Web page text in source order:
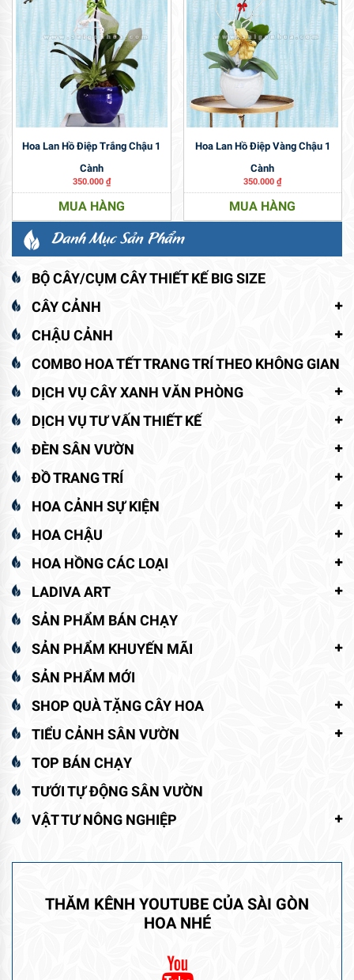
Hoa Lan Hồ Điệp Trắng Chậu 1
Cành
350.000 ₫
MUA HÀNG
Hoa Lan Hồ Điệp Vàng Chậu 1
Cành
350.000₫
MUA HÀNG
Danh Mục Sản Phẩm
BỘ CÂY/CỤM CÂY THIẾT KẾ BIG SIZE
CÂY CẢNH
CHẬU CẢNH
COMBO HOA TẾT TRANG TRÍ THEO KHÔNG GIAN
DỊCH VỤ CÂY XANH VĂN PHÒNG
DỊCH VỤ TƯ VẤN THIẾT KẾ
ĐÈN SÂN VƯỜN
ĐỒ TRANG TRÍ
HOA CẢNH SỰ KIỆN
HOA CHẬU
HOA HỒNG CÁC LOẠI
LADIVA ART
SẢN PHẨM BÁN CHẠY
SẢN PHẨM KHUYẾN MÃI
SẢN PHẨM MỚI
SHOP QUÀ TẶNG CÂY HOA
TIỂU CẢNH SÂN VƯỜN
TOP BÁN CHẠY
TƯỚI TỰ ĐỘNG SÂN VƯỜN
VẬT TƯ NÔNG NGHIỆP
THĂM KÊNH YOUTUBE CỦA SÀI GÒN
HOA NHÉ